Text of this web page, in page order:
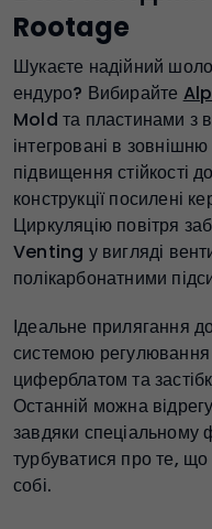
Rootage
Шукаєте надійний
ендуро? Вибирайте
Mold та пластинами з
інтегровані в
підвищення стійкості
конструкції
Циркуляцію повітря
Venting у вигляді
полікарбонатними
Ідеальне прилягання
системою
циферблатом та
Останній можна
завдяки спеціальному
турбуватися про те, що
собі.